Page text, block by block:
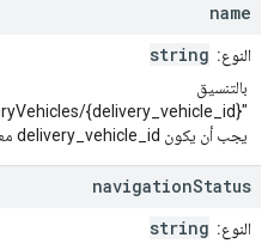
name
النوع: string
بالتنسيق
يجب أن يكون delivery_vehicle_id معرّفًا فريدًا.
navigationStatus
النوع: string